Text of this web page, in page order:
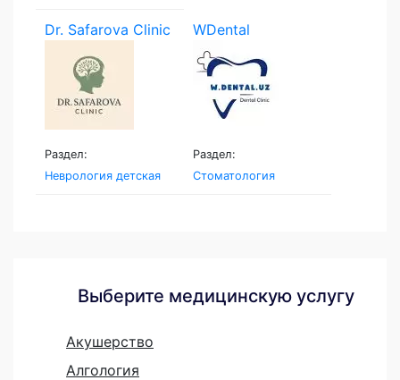
Dr. Safarova Clinic
Раздел:
Неврология детская
WDental
Раздел:
Стоматология
Выберите медицинскую услугу
Акушерство
Алгология